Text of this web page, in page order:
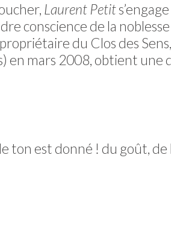
Laurent Petit
conscience de la
du Clos des
en mars 2008, obtient
ton est donné ! du goût,